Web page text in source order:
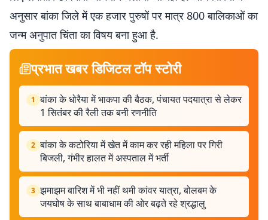
अनुसार बांका जिले में एक हजार पुरुषों पर मात्र 800 बालिकाओं का
जन्म अनुपात चिंता का विषय बना हुआ है.
प्रभात खबर डिजिटल टॉप स्टोरी
1 बांका के धोरैया में भाकपा की बैठक, पंचायत पदयात्रा से लेकर
1 सितंबर की रैली तक बनी रणनीति
2 बांका के कटोरिया में खेत में काम कर रही महिला पर गिरी
बिजली, गंभीर हालत में अस्पताल में भर्ती
3 झमाझम बारिश में भी नहीं थमी कांवर यात्रा, बोलबम के
जयघोष के साथ बाबाधाम की ओर बढ़ते रहे श्रद्धालु